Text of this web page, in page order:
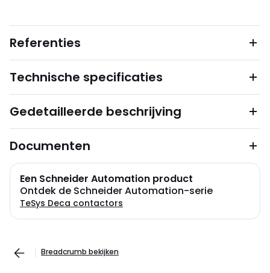
Referenties
Technische specificaties
Gedetailleerde beschrijving
Documenten
Een Schneider Automation product
Ontdek de Schneider Automation-serie
TeSys Deca contactors
Breadcrumb bekijken